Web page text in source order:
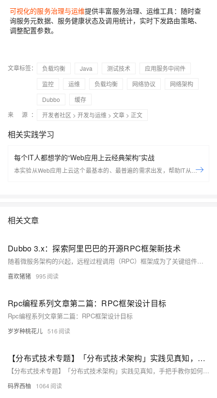
可视化的服务治理与运维提供丰富服务治理、运维工具：随时查
询服务元数据、服务健康状态及调用统计，实时下发路由策略、
调整配置参数。
文章标签： 负载均衡 Java 测试技术
应用服务中间件
监控
运维 负载均衡 网络协议
网络架构
Dubbo
缓存
来 源：
开发者社区 > 开发与运维 > 文章 > 正文
相关实践学习
每个IT人都想学的“Web应用上云经典架构”实战
本实验从Web应用上云这个最基本的、最普遍的需求出发，帮助IT从业者
相关文章
Dubbo 3.x：探索阿里巴巴的开源RPC框架新技术
随着微服务架构的兴起，远程过程调用（RPC）框架成为了关键组件。Dubbo，作为阿里巴巴的开源RPC框架，已经演进到了3.x版本，带来了许多新特性和技术改进。本文将探讨Dubbo 3.x中的一些最新技术，包括服务注册与发现、负载均衡、服务治理等，并通过代码示例展示其使用方式。
喜欢猪猪 995
Rpc编程系列文章第二篇：RPC框架设计目标
Rpc编程系列文章第二篇：RPC框架设计目标
岁岁种桃花儿 516
【分布式技术专题】「分布式技术架构」实践见真知，手把手教你如何实现一个属于自己的RPC框架（架构技术引导篇）
【分布式技术专题】「分布式技术架构」实践见真知，手把手教你如何实现一个属于自己的RPC框架（架构技术引导篇）
码界西柚 1064